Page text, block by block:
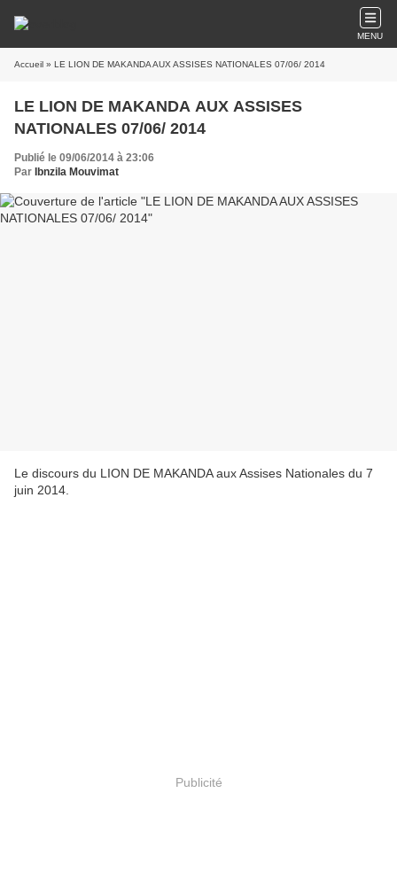
MENU
Accueil » LE LION DE MAKANDA AUX ASSISES NATIONALES 07/06/ 2014
LE LION DE MAKANDA AUX ASSISES
NATIONALES 07/06/ 2014
Publié le 09/06/2014 à 23:06
Par Ibnzila Mouvimat
Le discours du LION DE MAKANDA aux Assises Nationales du 7
juin 2014.
Publicité